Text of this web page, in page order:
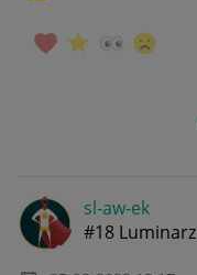
sl-aw-ek
#18 Luminarz